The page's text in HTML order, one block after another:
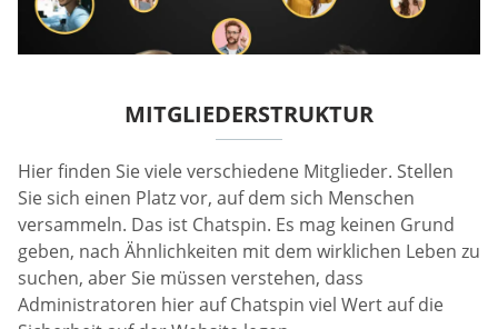
MITGLIEDERSTRUKTUR
Hier finden Sie viele verschiedene Mitglieder. Stellen
Sie sich einen Platz vor, auf dem sich Menschen
versammeln. Das ist Chatspin. Es mag keinen Grund
geben, nach Ähnlichkeiten mit dem wirklichen Leben zu
suchen, aber Sie müssen verstehen, dass
Administratoren hier auf Chatspin viel Wert auf die